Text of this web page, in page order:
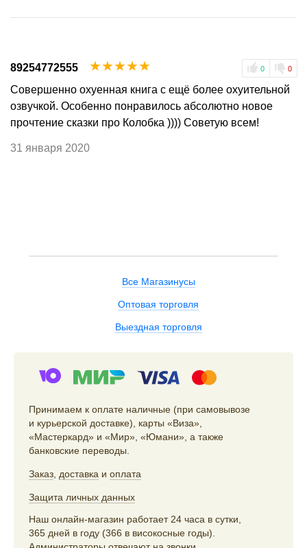
89254772555 0 0
☆
☆
☆
☆
☆
Совершенно охуенная книга с ещё более охуительной
озвучкой. Особенно понравилось абсолютно новое
прочтение сказки про Колобка )))) Советую всем!
31 января 2020
Все Магазинусы
Оптовая торговля
Выездная торговля
Принимаем к оплате наличные (при самовывозе
и курьерской доставке), карты «Виза»,
«Мастеркард» и «Мир», «Юмани», а также
банковские переводы.
Заказ, доставка и оплата
Защита личных данных
Наш онлайн-магазин работает 24 часа в сутки,
365 дней в году (366 в високосные годы).